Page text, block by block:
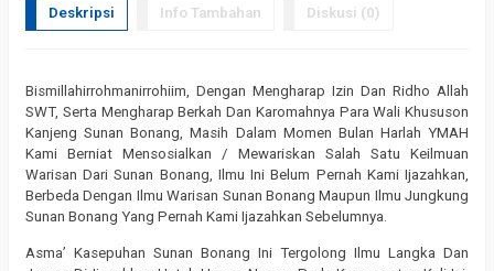
Deskripsi Info Tambahan Diskusi (0)
Bismillahirrohmanirrohiim, Dengan Mengharap Izin Dan Ridho Allah
SWT, Serta Mengharap Berkah Dan Karomahnya Para Wali Khususon
Kanjeng Sunan Bonang, Masih Dalam Momen Bulan Harlah YMAH
Kami Berniat Mensosialkan / Mewariskan Salah Satu Keilmuan
Warisan Dari Sunan Bonang, Ilmu Ini Belum Pernah Kami Ijazahkan,
Berbeda Dengan Ilmu Warisan Sunan Bonang Maupun Ilmu Jungkung
Sunan Bonang Yang Pernah Kami Ijazahkan Sebelumnya.
Asma’ Kasepuhan Sunan Bonang Ini Tergolong Ilmu Langka Dan